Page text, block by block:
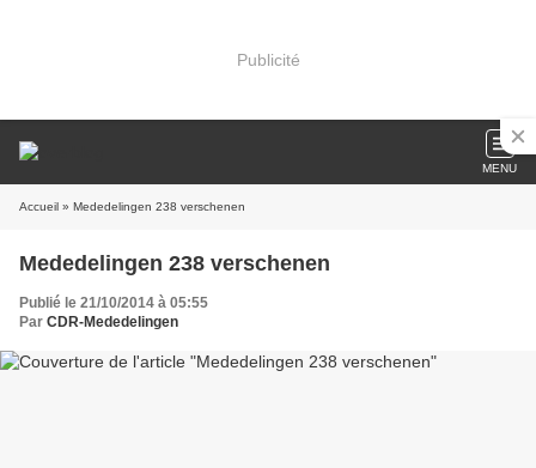
Publicité
MENU
Accueil » Mededelingen 238 verschenen
Mededelingen 238 verschenen
Publié le 21/10/2014 à 05:55
Par CDR-Mededelingen